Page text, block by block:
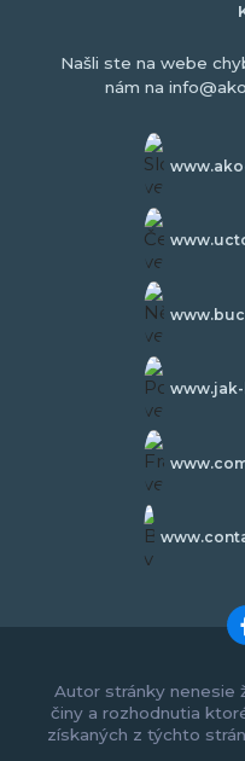
Našli ste na webe
nám na
Autor stránky nenesie
činy a rozhodnutia
získaných z týchto